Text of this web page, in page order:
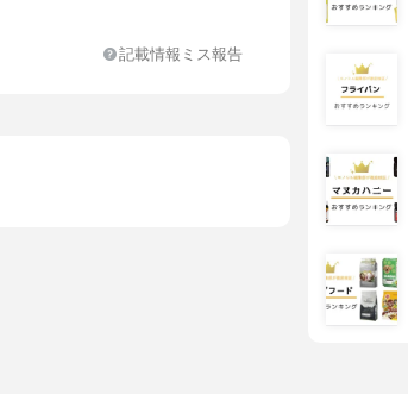
記載情報ミス報告